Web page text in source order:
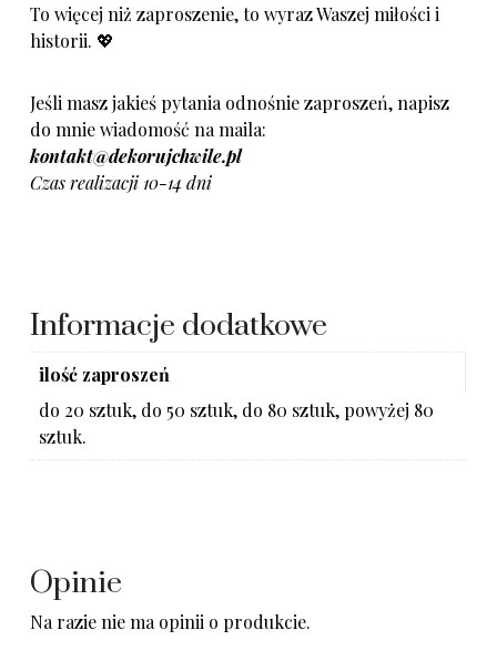
To więcej niż zaproszenie, to wyraz Waszej miłości i
historii. 💖
Jeśli masz jakieś pytania odnośnie zaproszeń, napisz
do mnie wiadomość na maila:
kontakt@dekorujchwile.pl
Czas realizacji 10-14 dni
Informacje dodatkowe
ilość zaproszeń
do 20 sztuk, do 50 sztuk, do 80 sztuk, powyżej 80
sztuk.
Opinie
Na razie nie ma opinii o produkcie.